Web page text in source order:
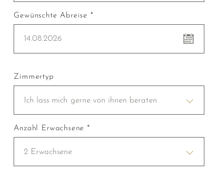
Gewünschte Abreise *
14.08.2026
Zimmertyp
Ich lass mich gerne von ihnen beraten
Anzahl Erwachsene *
2 Erwachsene